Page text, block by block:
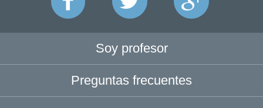
Soy profesor
Preguntas frecuentes